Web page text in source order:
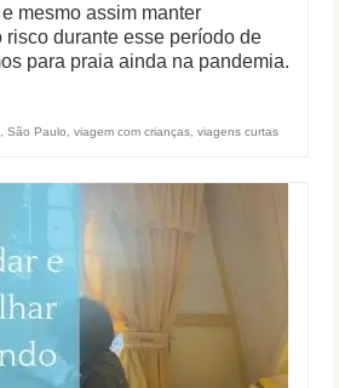
mesmo assim manter
risco durante esse período de
para praia ainda na pandemia.
São Paulo viagem com crianças viagens curtas